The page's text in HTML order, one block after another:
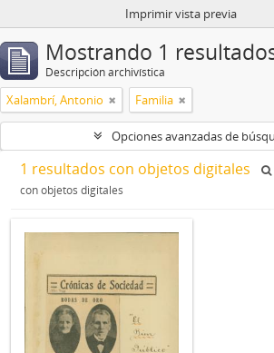
Imprimir vista previa
Mostrando 1
Descripción archivística
Xalambrí, Antonio Familia
Opciones avanzadas de
1 resultados con objetos digitales
con objetos digitales